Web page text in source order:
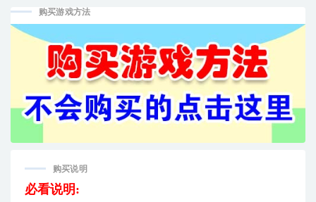
购买游戏方法
购买说明
必看说明: